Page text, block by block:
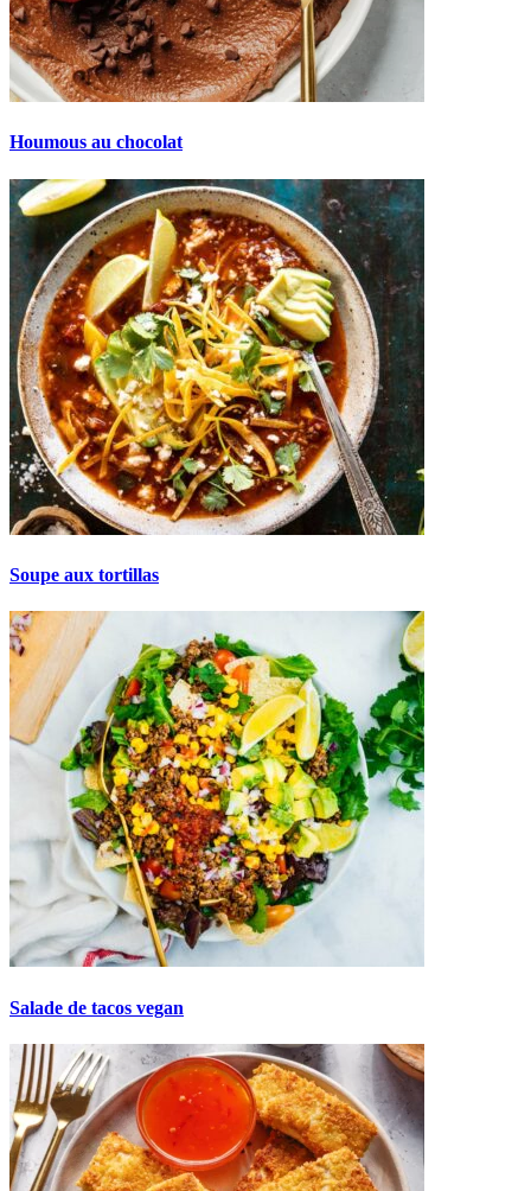
Houmous au chocolat
Soupe aux tortillas
Salade de tacos vegan